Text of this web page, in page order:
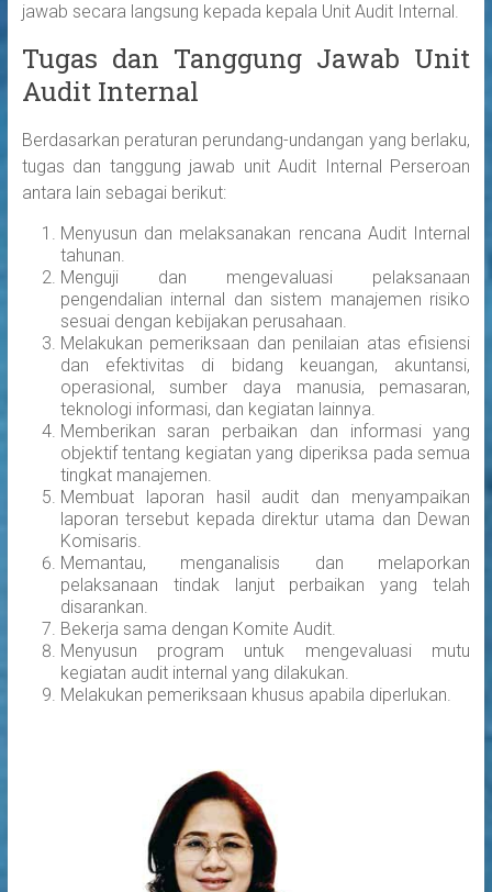
jawab secara langsung kepada kepala Unit Audit Internal.
Tugas dan Tanggung Jawab Unit
Audit Internal
Berdasarkan peraturan perundang-undangan yang berlaku,
tugas dan tanggung jawab unit Audit Internal Perseroan
antara lain sebagai berikut:
Menyusun dan melaksanakan rencana Audit Internal
tahunan.
Menguji dan mengevaluasi pelaksanaan
pengendalian internal dan sistem manajemen risiko
sesuai dengan kebijakan perusahaan.
Melakukan pemeriksaan dan penilaian atas efisiensi
dan efektivitas di bidang keuangan, akuntansi,
operasional, sumber daya manusia, pemasaran,
teknologi informasi, dan kegiatan lainnya.
Memberikan saran perbaikan dan informasi yang
objektif tentang kegiatan yang diperiksa pada semua
tingkat manajemen.
Membuat laporan hasil audit dan menyampaikan
laporan tersebut kepada direktur utama dan Dewan
Komisaris.
Memantau, menganalisis dan melaporkan
pelaksanaan tindak lanjut perbaikan yang telah
disarankan.
Bekerja sama dengan Komite Audit.
Menyusun program untuk mengevaluasi mutu
kegiatan audit internal yang dilakukan.
Melakukan pemeriksaan khusus apabila diperlukan.